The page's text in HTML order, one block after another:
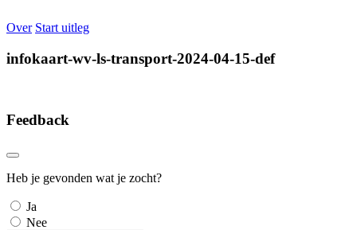
Over Start uitleg
infokaart-wv-ls-transport-2024-04-15-def
Feedback
Heb je gevonden wat je zocht?
Ja
Nee